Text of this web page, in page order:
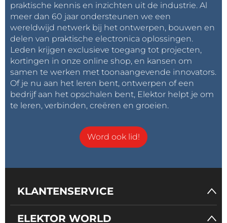
praktische kennis en inzichten uit de industrie. Al
meer dan 60 jaar ondersteunen we een
wereldwijd netwerk bij het ontwerpen, bouwen en
delen van praktische electronica oplossingen.
Leden krijgen exclusieve toegang tot projecten,
kortingen in onze online shop, en kansen om
samen te werken met toonaangevende innovators.
Of je nu aan het leren bent, ontwerpen of een
bedrijf aan het opschalen bent, Elektor helpt je om
te leren, verbinden, creëren en groeien.
Word ook lid!
KLANTENSERVICE
ELEKTOR WORLD